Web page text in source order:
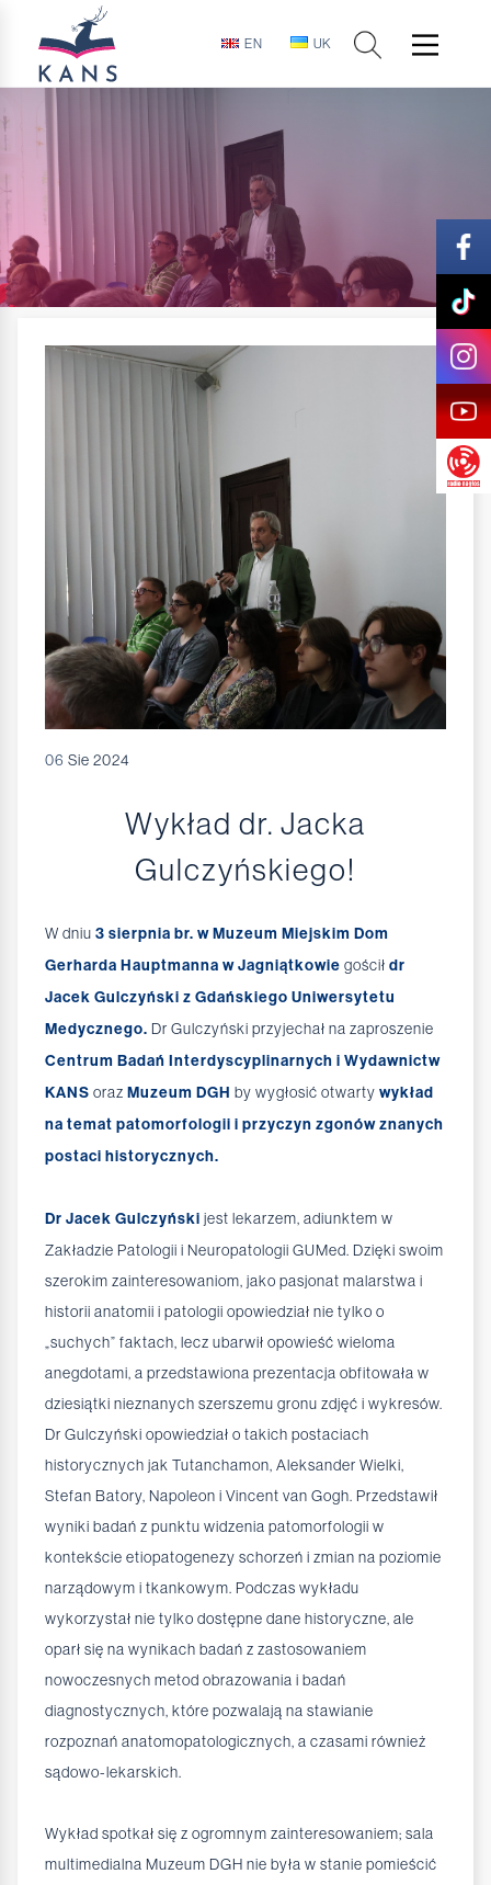
EN UK
06 Sie 2024
Wykład dr. Jacka
Gulczyńskiego!
W dniu 3 sierpnia br. w Muzeum Miejskim Dom
Gerharda Hauptmanna w Jagniątkowie gościł dr
Jacek Gulczyński z Gdańskiego Uniwersytetu
Medycznego. Dr Gulczyński przyjechał na zaproszenie
Centrum Badań Interdyscyplinarnych i Wydawnictw
KANS oraz Muzeum DGH by wygłosić otwarty wykład
na temat patomorfologii i przyczyn zgonów znanych
postaci historycznych.
Dr Jacek Gulczyński jest lekarzem, adiunktem w
Zakładzie Patologii i Neuropatologii GUMed. Dzięki swoim
szerokim zainteresowaniom, jako pasjonat malarstwa i
historii anatomii i patologii opowiedział nie tylko o
„suchych” faktach, lecz ubarwił opowieść wieloma
anegdotami, a przedstawiona prezentacja obfitowała w
dziesiątki nieznanych szerszemu gronu zdjęć i wykresów.
Dr Gulczyński opowiedział o takich postaciach
historycznych jak Tutanchamon, Aleksander Wielki,
Stefan Batory, Napoleon i Vincent van Gogh. Przedstawił
wyniki badań z punktu widzenia patomorfologii w
kontekście etiopatogenezy schorzeń i zmian na poziomie
narządowym i tkankowym. Podczas wykładu
wykorzystał nie tylko dostępne dane historyczne, ale
oparł się na wynikach badań z zastosowaniem
nowoczesnych metod obrazowania i badań
diagnostycznych, które pozwalają na stawianie
rozpoznań anatomopatologicznych, a czasami również
sądowo-lekarskich.
Wykład spotkał się z ogromnym zainteresowaniem; sala
multimedialna Muzeum DGH nie była w stanie pomieścić